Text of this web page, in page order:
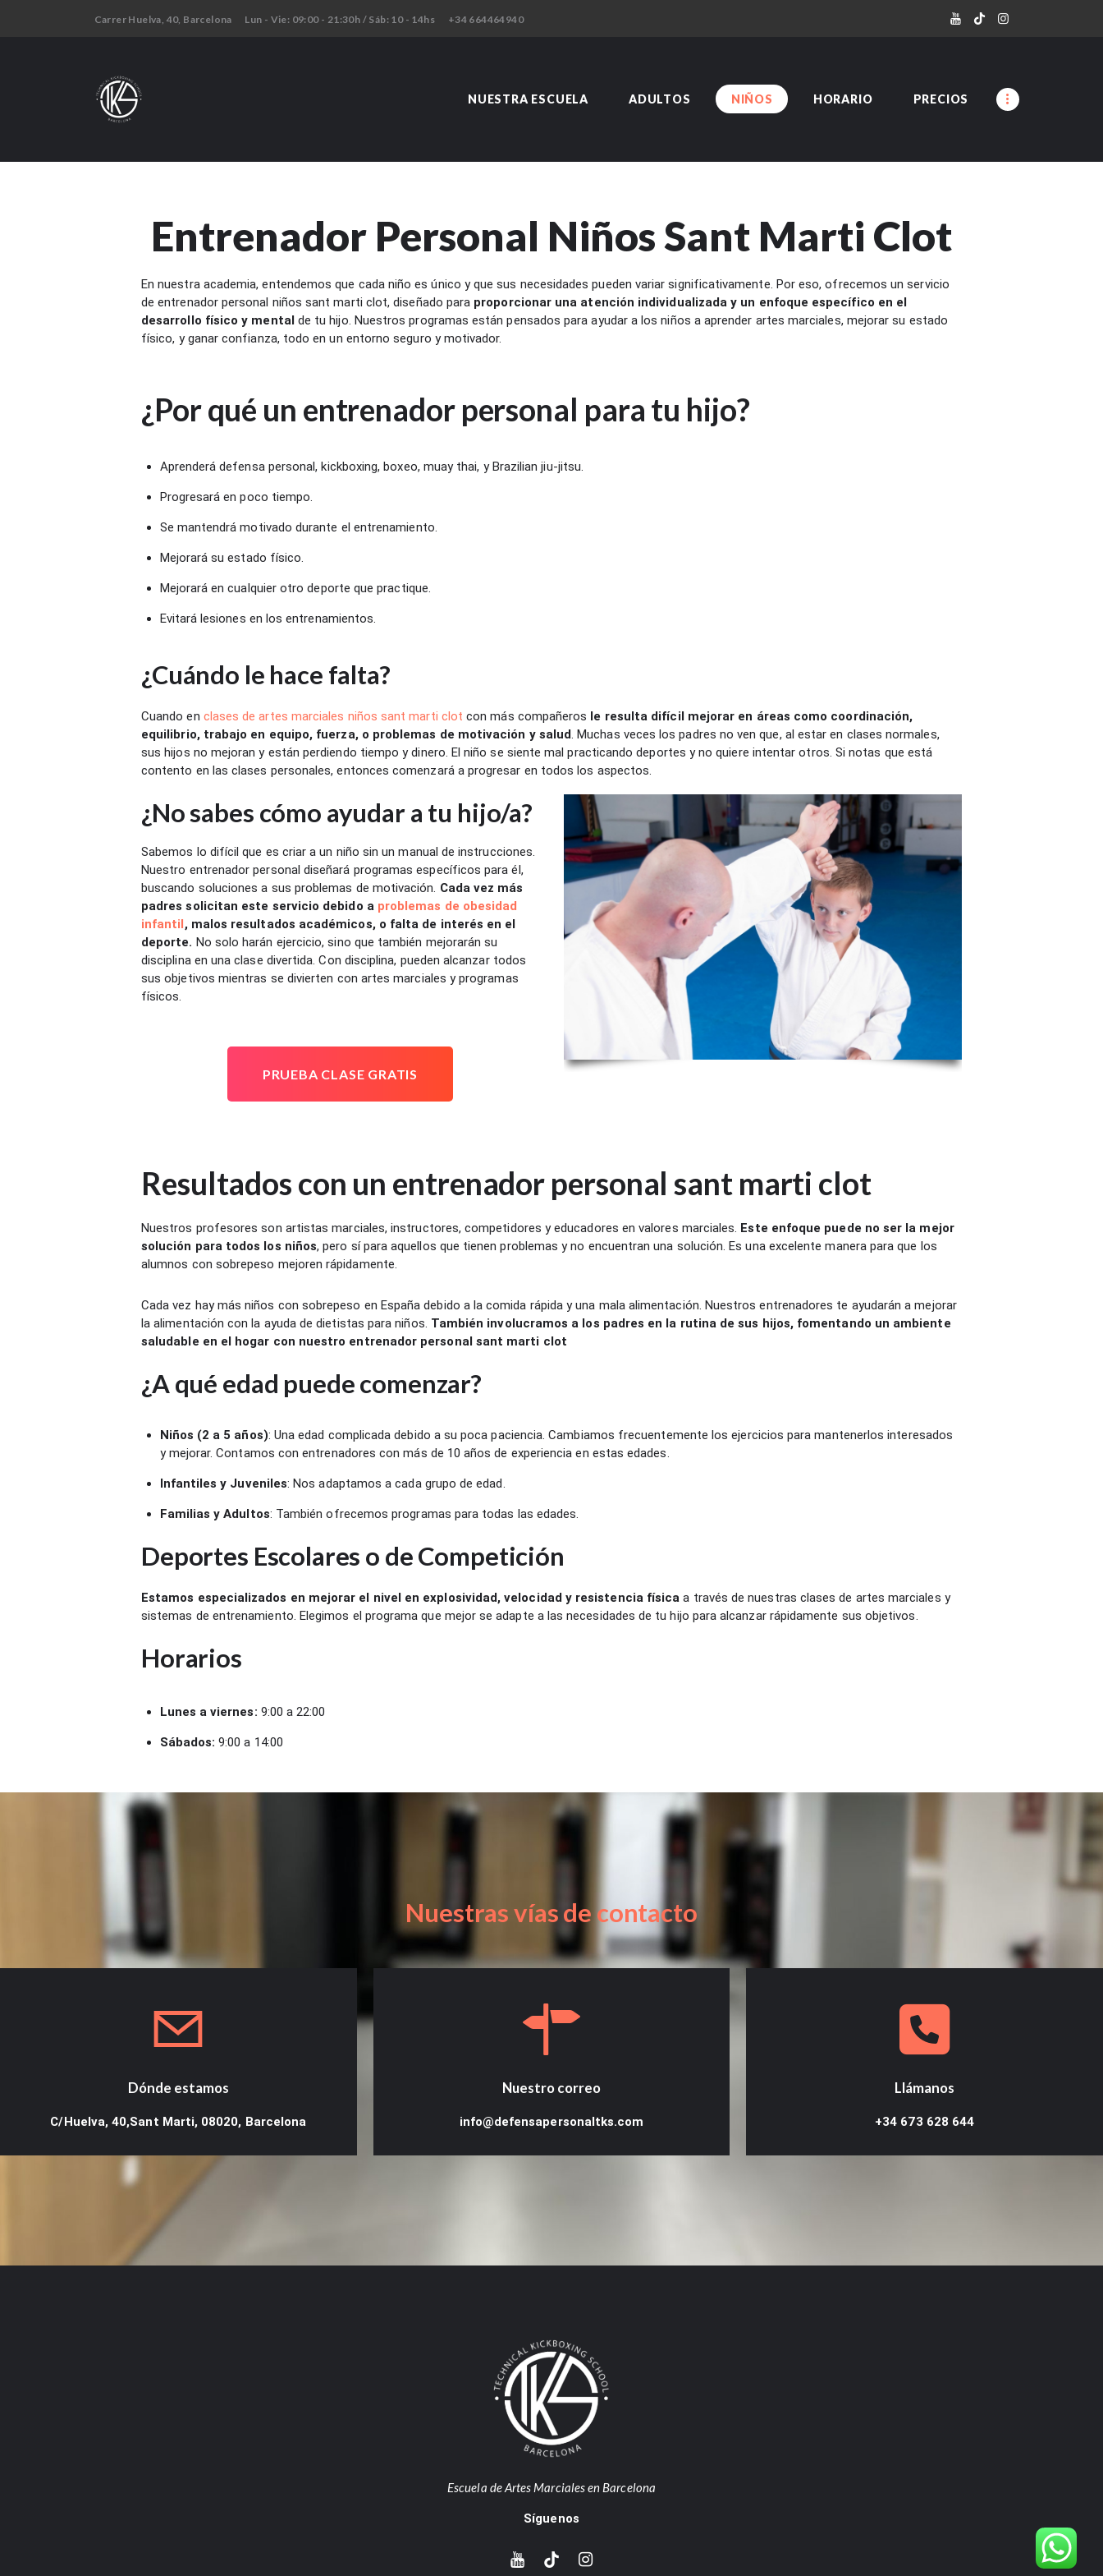
Carrer Huelva, 40, Barcelona Lun - Vie: 09:00 - 21:30h / Sáb: 10 - 14hs +34 664464940
NUESTRA ESCUELA ADULTOS NIÑOS HORARIO PRECIOS
NUESTRA ESCUELA
CLASE DE PRUEBA
Entrenador Personal Niños Sant Marti Clot
En nuestra academia, entendemos que cada niño es único y que sus necesidades pueden variar significativamente. Por eso, ofrecemos un servicio
de entrenador personal niños sant marti clot, diseñado para proporcionar una atención individualizada y un enfoque específico en el
desarrollo físico y mentalde tu hijo. Nuestros programas están pensados para ayudar a los niños a aprender artes marciales, mejorar su estado
físico, y ganar confianza, todo en un entorno seguro y motivador.
¿Por qué un entrenador personal para tu hijo?
Aprenderá defensa personal, kickboxing, boxeo, muay thai, y Brazilian jiu-jitsu.
Progresará en poco tiempo.
Se mantendrá motivado durante el entrenamiento.
Mejorará su estado físico.
Mejorará en cualquier otro deporte que practique.
Evitará lesiones en los entrenamientos.
¿Cuándo le hace falta?
Cuando en clases de artes marciales niños sant marti clot con más compañeros le resulta difícil mejorar en áreas como coordinación,
equilibrio, trabajo en equipo, fuerza, o problemas de motivación y salud. Muchas veces los padres no ven que, al estar en clases normales,
sus hijos no mejoran y están perdiendo tiempo y dinero. El niño se siente mal practicando deportes y no quiere intentar otros. Si notas que está
contento en las clases personales, entonces comenzará a progresar en todos los aspectos.
¿No sabes cómo ayudar a tu hijo/a?
Sabemos lo difícil que es criar a un niño sin un manual de instrucciones.
Nuestro entrenador personal diseñará programas específicos para él,
buscando soluciones a sus problemas de motivación. Cada vez más
padres solicitan este servicio debido a problemas de obesidad
infantil, malos resultados académicos, o falta de interés en el
deporte. No solo harán ejercicio, sino que también mejorarán su
disciplina en una clase divertida. Con disciplina, pueden alcanzar todos
sus objetivos mientras se divierten con artes marciales y programas
físicos.
PRUEBA CLASE GRATIS
Resultados con un entrenador personal sant marti clot
Nuestros profesores son artistas marciales, instructores, competidores y educadores en valores marciales. Este enfoque puede no ser la mejor
solución para todos los niños, pero sí para aquellos que tienen problemas y no encuentran una solución. Es una excelente manera para que los
alumnos con sobrepeso mejoren rápidamente.
Cada vez hay más niños con sobrepeso en España debido a la comida rápida y una mala alimentación. Nuestros entrenadores te ayudarán a mejorar
la alimentación con la ayuda de dietistas para niños. También involucramos a los padres en la rutina de sus hijos, fomentando un ambiente
saludable en el hogar con nuestro entrenador personal sant marti clot
¿A qué edad puede comenzar?
Niños (2 a 5 años): Una edad complicada debido a su poca paciencia. Cambiamos frecuentemente los ejercicios para mantenerlos interesados
y mejorar. Contamos con entrenadores con más de 10 años de experiencia en estas edades.
Infantiles y Juveniles: Nos adaptamos a cada grupo de edad.
Familias y Adultos: También ofrecemos programas para todas las edades.
Deportes Escolares o de Competición
Estamos especializados en mejorar el nivel en explosividad, velocidad y resistencia física a través de nuestras clases de artes marciales y
sistemas de entrenamiento. Elegimos el programa que mejor se adapte a las necesidades de tu hijo para alcanzar rápidamente sus objetivos.
Horarios
Lunes a viernes: 9:00 a 22:00
Sábados: 9:00 a 14:00
Nuestras vías de contacto
Dónde estamos
C/Huelva, 40,Sant Marti, 08020, Barcelona
Nuestro correo
info@defensapersonaltks.com
Llámanos
+34 673 628 644
Escuela de Artes Marciales en Barcelona
Síguenos